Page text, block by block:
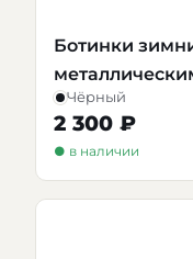
Ботинки
Чёрный
2 300 ₽
● в наличии